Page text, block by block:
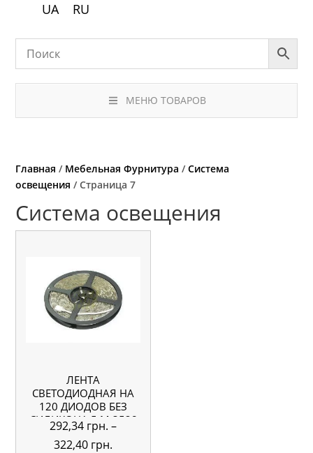
UA RU
МЕНЮ ТОВАРОВ
Главная / Мебельная Фурнитура /Система
освещения / Страница 7
Система освещения
ЛЕНТА
СВЕТОДИОДНАЯ НА
120 ДИОДОВ БЕЗ
СИЛИКОНА 5 М 3528
292,34 грн. –
322,40 грн.